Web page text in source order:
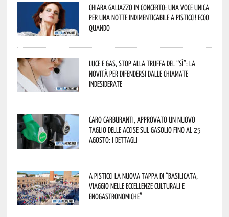
Chiara Galiazzo in concerto: una voce unica
per una notte indimenticabile a Pisticci! Ecco
quando
Luce e gas, stop alla truffa del “Sì”: la
novità per difendersi dalle chiamate
indesiderate
Caro carburanti, approvato un nuovo
taglio delle accise sul gasolio fino al 25
agosto: i dettagli
A Pisticci la nuova tappa di “Basilicata,
viaggio nelle eccellenze culturali e
enogastronomiche”